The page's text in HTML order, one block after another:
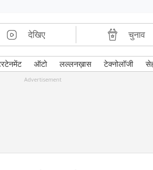
देखिए चुनाव
ऑटो लल्लनख़ास टेक्नोलॉजी
Advertisement